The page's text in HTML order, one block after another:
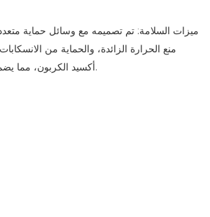
ميزات السلامة: تم تصميمه مع وسائل حماية
منع الحرارة الزائدة، والحماية من
أكسيد الكربون، مما يضمن تجربة استخدام آمنة.